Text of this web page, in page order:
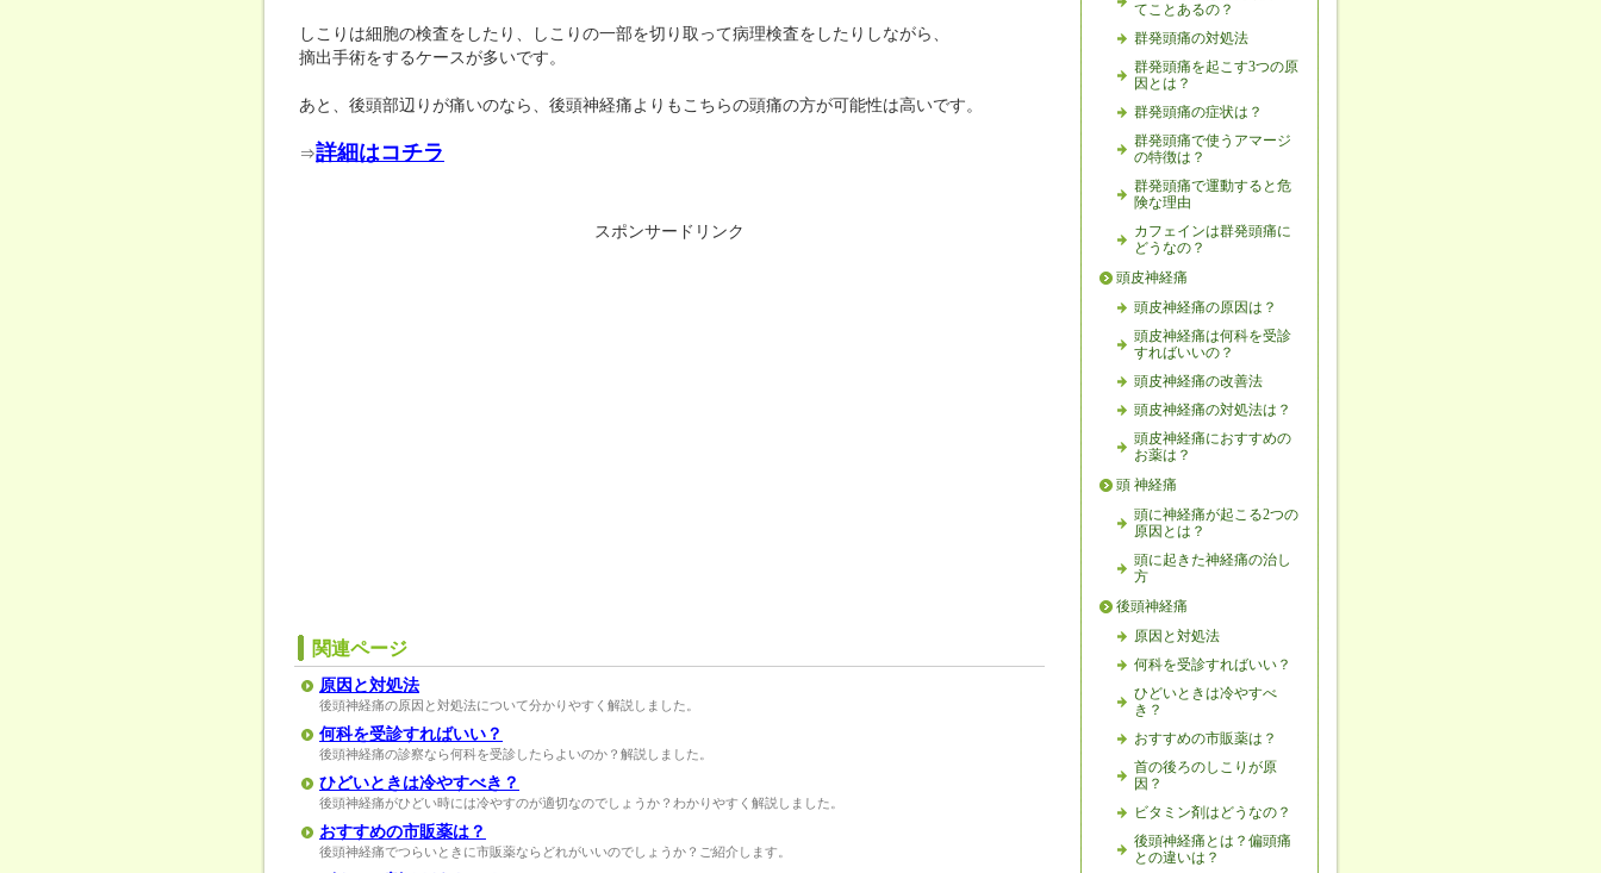
しこりは細胞の検査をしたり、しこりの一部を切り取って病理検査をしたりしながら、
摘出手術をするケースが多いです。
あと、後頭部辺りが痛いのなら、後頭神経痛よりもこちらの頭痛の方が可能性は高いです。
⇒詳細はコチラ
スポンサードリンク
関連ページ
原因と対処法
後頭神経痛の原因と対処法について分かりやすく解説しました。
何科を受診すればいい？
後頭神経痛の診察なら何科を受診したらよいのか？解説しました。
ひどいときは冷やすべき？
後頭神経痛がひどい時には冷やすのが適切なのでしょうか？わかりやすく解説しました。
おすすめの市販薬は？
後頭神経痛でつらいときに市販薬ならどれがいいのでしょうか？ご紹介します。
てことあるの？
群発頭痛の対処法
群発頭痛を起こす3つの原
因とは？
群発頭痛の症状は？
群発頭痛で使うアマージ
の特徴は？
群発頭痛で運動すると危
険な理由
カフェインは群発頭痛に
どうなの？
頭皮神経痛
頭皮神経痛の原因は？
頭皮神経痛は何科を受診
すればいいの？
頭皮神経痛の改善法
頭皮神経痛の対処法は？
頭皮神経痛におすすめの
お薬は？
頭 神経痛
頭に神経痛が起こる2つの
原因とは？
頭に起きた神経痛の治し
方
後頭神経痛
原因と対処法
何科を受診すればいい？
ひどいときは冷やすべ
き？
おすすめの市販薬は？
首の後ろのしこりが原
因？
ビタミン剤はどうなの？
後頭神経痛とは？偏頭痛
との違いは？